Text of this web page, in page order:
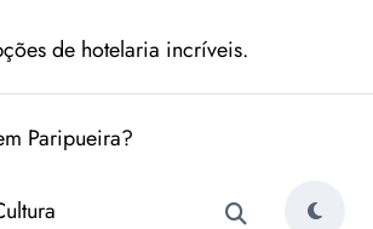
de hotelaria incríveis.
Paripueira?